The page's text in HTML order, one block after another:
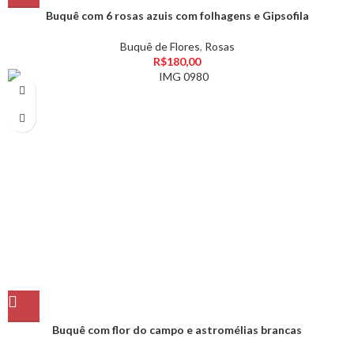
Buquê com 6 rosas azuis com folhagens e Gipsofila
Buquê de Flores, Rosas
R$180,00
Buquê com flor do campo e astromélias brancas